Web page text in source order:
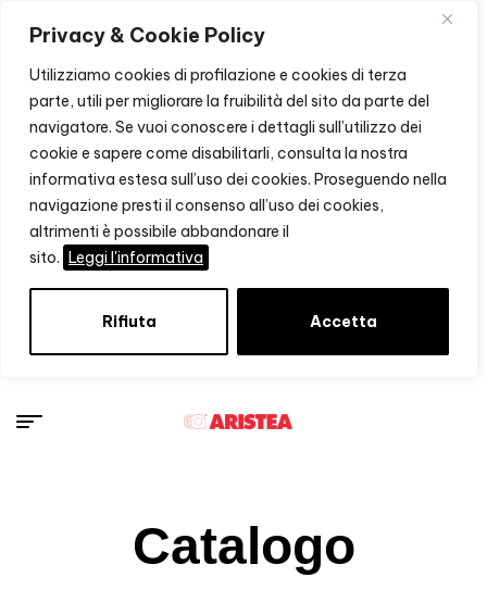
Privacy & Cookie Policy
Utilizziamo cookies di profilazione e cookies di terza
parte, utili per migliorare la fruibilità del sito da parte del
navigatore. Se vuoi conoscere i dettagli sull’utilizzo dei
cookie e sapere come disabilitarli, consulta la nostra
informativa estesa sull’uso dei cookies. Proseguendo nella
navigazione presti il consenso all’uso dei cookies,
altrimenti è possibile abbandonare il
sito. Leggi l'informativa
Rifiuta Accetta
Catalogo